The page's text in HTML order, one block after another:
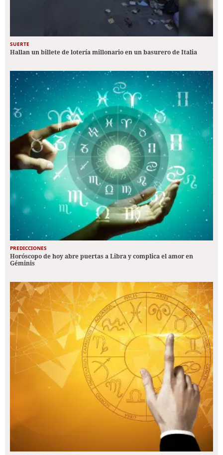
SUERTE
Hallan un billete de lotería millonario en un basurero de Italia
PREDICCIONES
Horóscopo de hoy abre puertas a Libra y complica el amor en
Géminis